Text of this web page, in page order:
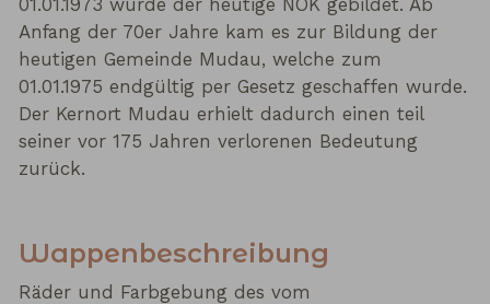
01.01.1973 wurde der heutige NOK gebildet. Ab
Anfang der 70er Jahre kam es zur Bildung der
heutigen Gemeinde Mudau, welche zum
01.01.1975 endgültig per Gesetz geschaffen wurde.
Der Kernort Mudau erhielt dadurch einen teil
seiner vor 175 Jahren verlorenen Bedeutung
zurück.
Wappenbeschreibung
Räder und Farbgebung des vom